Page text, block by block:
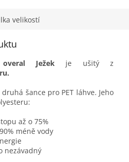
velikostí
overal Ježek je ušitý z
druhá šance pro PET láhve. Jeho
až o 75%
méně vody
nezávadný